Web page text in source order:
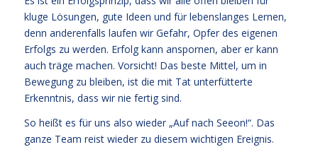
kluge Lösungen, gute Ideen und für lebenslanges Lernen,
denn anderenfalls laufen wir Gefahr, Opfer des eigenen
Erfolgs zu werden. Erfolg kann anspornen, aber er kann
auch träge machen. Vorsicht! Das beste Mittel, um in
Bewegung zu bleiben, ist die mit Tat unterfütterte
Erkenntnis, dass wir nie fertig sind.
So heißt es für uns also wieder „Auf nach Seeon!“. Das
ganze Team reist wieder zu diesem wichtigen Ereignis.